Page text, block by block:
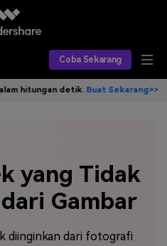
Coba Sekarang
detik.Buat Sekarang>>
yang Tidak
Gambar
diinginkan dari fotografi